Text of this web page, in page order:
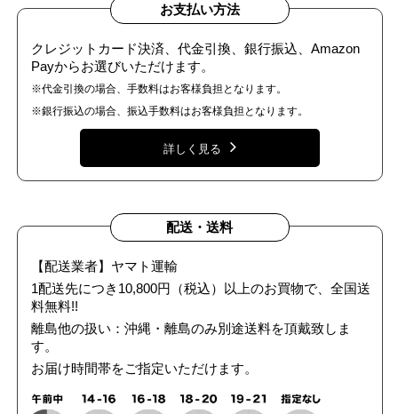
お支払い方法
クレジットカード決済、代金引換、銀行振込、Amazon
Payからお選びいただけます。
※代金引換の場合、手数料はお客様負担となります。
※銀行振込の場合、振込手数料はお客様負担となります。
詳しく見る
配送・送料
【配送業者】ヤマト運輸
1配送先につき10,800円（税込）以上のお買物で、全国送
料無料!!
離島他の扱い：沖縄・離島のみ別途送料を頂戴致しま
す。
お届け時間帯をご指定いただけます。